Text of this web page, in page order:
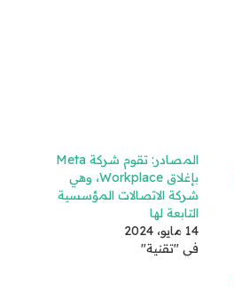
المصادر: تقوم شركة Meta
بإغلاق Workplace، وهي
شركة الاتصالات المؤسسية
التابعة لها
14 مايو، 2024
في "تقنية"